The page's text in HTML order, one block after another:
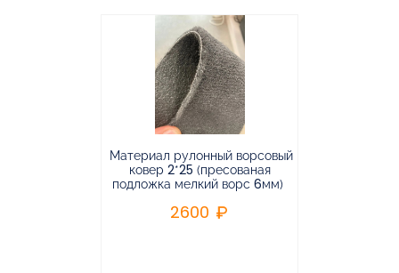
Материал рулонный ворсовый
ковер 2*25 (пресованая
подложка мелкий ворс 6мм)
2600